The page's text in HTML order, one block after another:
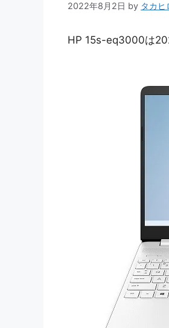
2022年8月2日 by タカヒ
HP 15s-eq3000は